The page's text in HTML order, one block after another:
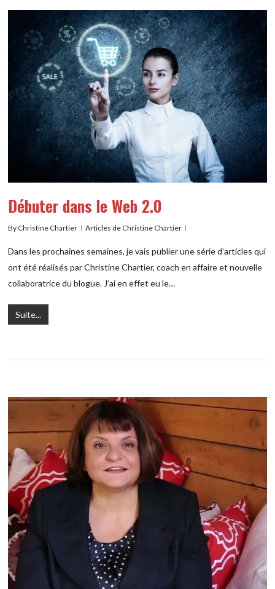
Débuter dans le Web 2.0
By Christine Chartier Articles de Christine Chartier
Dans les prochaines semaines, je vais publier une série d’articles qui
ont été réalisés par Christine Chartier, coach en affaire et nouvelle
collaboratrice du blogue. J’ai en effet eu le…
Suite...